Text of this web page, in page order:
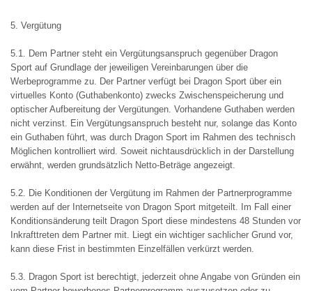
5. Vergütung
5.1. Dem Partner steht ein Vergütungsanspruch gegenüber Dragon
Sport auf Grundlage der jeweiligen Vereinbarungen über die
Werbeprogramme zu. Der Partner verfügt bei Dragon Sport über ein
virtuelles Konto (Guthabenkonto) zwecks Zwischenspeicherung und
optischer Aufbereitung der Vergütungen. Vorhandene Guthaben werden
nicht verzinst. Ein Vergütungsanspruch besteht nur, solange das Konto
ein Guthaben führt, was durch Dragon Sport im Rahmen des technisch
Möglichen kontrolliert wird. Soweit nichtausdrücklich in der Darstellung
erwähnt, werden grundsätzlich Netto-Beträge angezeigt.
5.2. Die Konditionen der Vergütung im Rahmen der Partnerprogramme
werden auf der Internetseite von Dragon Sport mitgeteilt. Im Fall einer
Konditionsänderung teilt Dragon Sport diese mindestens 48 Stunden vor
Inkrafttreten dem Partner mit. Liegt ein wichtiger sachlicher Grund vor,
kann diese Frist in bestimmten Einzelfällen verkürzt werden.
5.3. Dragon Sport ist berechtigt, jederzeit ohne Angabe von Gründen ein